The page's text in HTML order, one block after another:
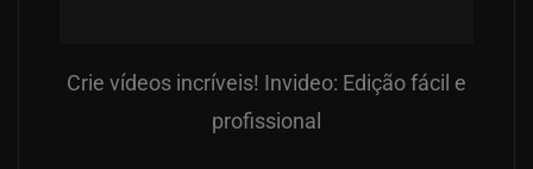
Crie vídeos incríveis! Invideo: Edição fácil e
profissional